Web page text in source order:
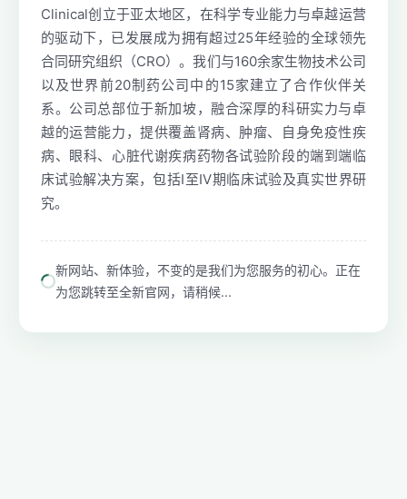
Clinical创立于亚太地区，在科学专业能力与卓越运营
的驱动下，已发展成为拥有超过25年经验的全球领先
合同研究组织（CRO）。我们与160余家生物技术公司
以及世界前20制药公司中的15家建立了合作伙伴关
系。公司总部位于新加坡，融合深厚的科研实力与卓
越的运营能力，提供覆盖肾病、肿瘤、自身免疫性疾
病、眼科、心脏代谢疾病药物各试验阶段的端到端临
床试验解决方案，包括I至IV期临床试验及真实世界研
究。
新网站、新体验，不变的是我们为您服务的初心。正在
为您跳转至全新官网，请稍候...